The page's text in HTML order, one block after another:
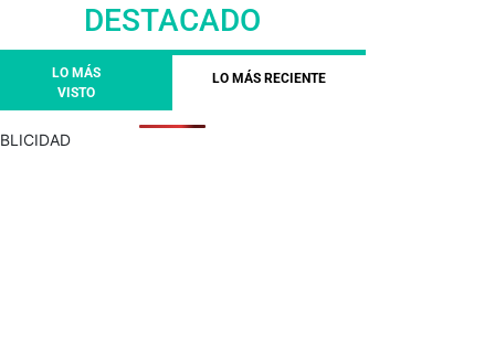
DESTACADO
LO MÁS
VISTO
LO MÁS RECIENTE